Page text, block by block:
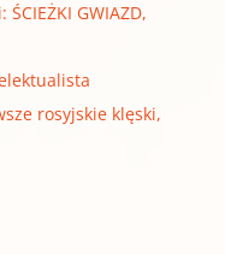
GWIAZD,
rosyjskie klęski,